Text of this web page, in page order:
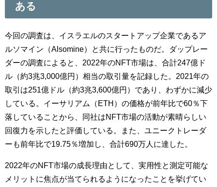
ある
今回の調査は、イスラエルのスタートアップ企業であるア
ルソマイン（Alsomine）と共に行ったものだ。ダップレー
ダーの調査によると、2022年のNFT市場は、合計247億ド
ル（約3兆3,000億円）相当の取引量を記録した。2021年の
取引は251億ドル（約3兆3,600億円）であり、わずかに減少
している。イーサリアム（ETH）の価格が前年比で60％下
落していることから、同社はNFT市場の活動が素晴らしい
回復力を示したと評価している。また、ユニークトレーダ
ーも前年比で19.75％増加し、合計690万人に達した。
2022年のNFT市場の成長理由として、実用性と測定可能な
メリットに焦点が当てられるようになったことを挙げてい